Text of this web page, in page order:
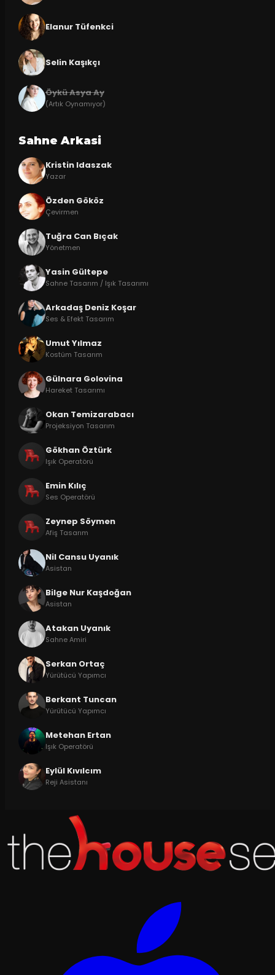
Elanur Tüfenkci
Selin Kaşıkçı
Öykü Asya Ay
(Artık Oynamıyor)
Sahne Arkasi
Kristin Idaszak
Yazar
Özden Gököz
Çevirmen
Tuğra Can Bıçak
Yönetmen
Yasin Gültepe
Sahne Tasarım / Işık Tasarımı
Arkadaş Deniz Koşar
Ses & Efekt Tasarım
Umut Yılmaz
Kostüm Tasarım
Gülnara Golovina
Hareket Tasarımı
Okan Temizarabacı
Projeksiyon Tasarım
Gökhan Öztürk
Işık Operatörü
Emin Kılıç
Ses Operatörü
Zeynep Söymen
Afiş Tasarım
Nil Cansu Uyanık
Asistan
Bilge Nur Kaşdoğan
Asistan
Atakan Uyanık
Sahne Amiri
Serkan Ortaç
Yürütücü Yapımcı
Berkant Tuncan
Yürütücü Yapımcı
Metehan Ertan
Işık Operatörü
Eylül Kıvılcım
Reji Asistanı